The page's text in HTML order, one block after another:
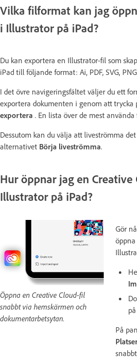
Vilka filformat kan jag
i Illustrator på iPad?
Du kan exportera en Illustrator-fil som
iPad till följande format: Ai, PDF, SVG,
I det övre navigeringsfältet väljer du ett
exportera dokumenten i genom att trycka
exportera . En lista över de mest
Dessutom kan du välja att liveströmma
alternativet Börja liveströmma.
Hur öppnar jag en Creative
Illustrator på iPad?
Gör
På
Öppna en Creative Cloud-fil
snabbt via hemskärmen och
dokumentarbetsytan.